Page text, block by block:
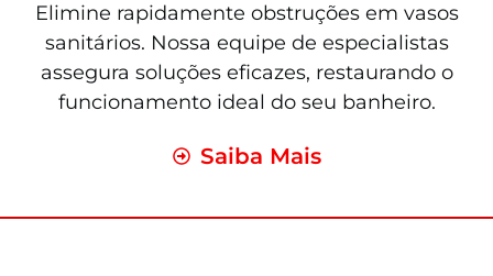
Elimine rapidamente obstruções em vasos
sanitários. Nossa equipe de especialistas
assegura soluções eficazes, restaurando o
funcionamento ideal do seu banheiro.
Saiba Mais